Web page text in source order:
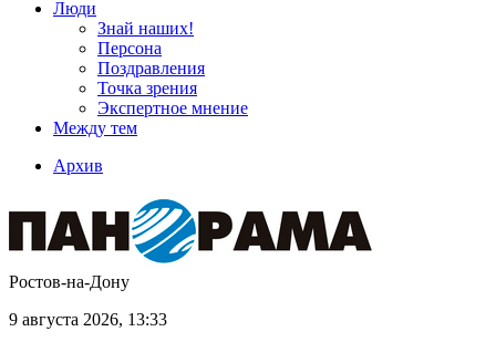
Люди
Знай наших!
Персона
Поздравления
Точка зрения
Экспертное мнение
Между тем
Архив
Ростов-на-Дону
9 августа 2026, 13:33